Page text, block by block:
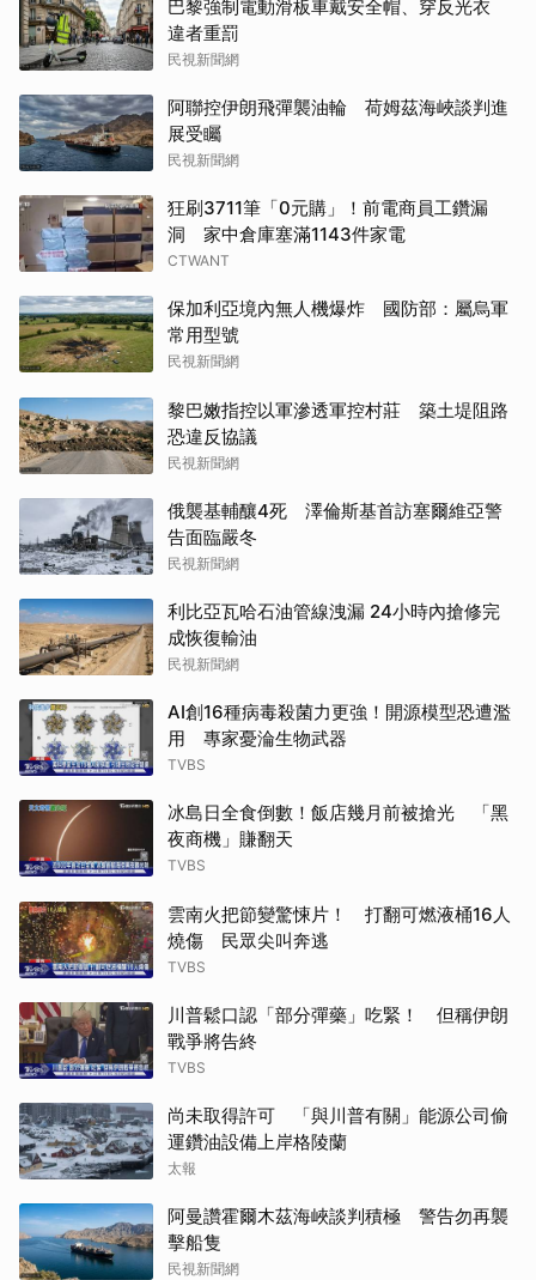
巴黎強制電動滑板車戴安全帽、穿反光衣
違者重罰
民視新聞網
阿聯控伊朗飛彈襲油輪 荷姆茲海峽談判進
展受矚
民視新聞網
狂刷3711筆「0元購」！前電商員工鑽漏
洞 家中倉庫塞滿1143件家電
CTWANT
保加利亞境內無人機爆炸 國防部：屬烏軍
常用型號
民視新聞網
黎巴嫩指控以軍滲透軍控村莊 築土堤阻路
恐違反協議
民視新聞網
俄襲基輔釀4死 澤倫斯基首訪塞爾維亞警
告面臨嚴冬
民視新聞網
利比亞瓦哈石油管線洩漏 24小時內搶修完
成恢復輸油
民視新聞網
AI創16種病毒殺菌力更強！開源模型恐遭濫
用 專家憂淪生物武器
TVBS
冰島日全食倒數！飯店幾月前被搶光 「黑
夜商機」賺翻天
TVBS
雲南火把節變驚悚片！ 打翻可燃液桶16人
燒傷 民眾尖叫奔逃
TVBS
川普鬆口認「部分彈藥」吃緊！ 但稱伊朗
戰爭將告終
TVBS
尚未取得許可 「與川普有關」能源公司偷
運鑽油設備上岸格陵蘭
太報
阿曼讚霍爾木茲海峽談判積極 警告勿再襲
擊船隻
民視新聞網